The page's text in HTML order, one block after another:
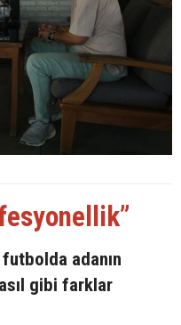
adanın
gibi farklar